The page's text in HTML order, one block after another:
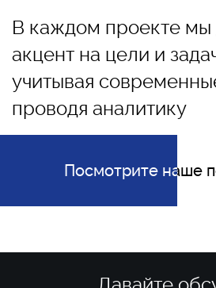
В каждом проекте мы
акцент на цели и
учитывая
проводя аналитику
Посмотрите наше
Посмотрите наше